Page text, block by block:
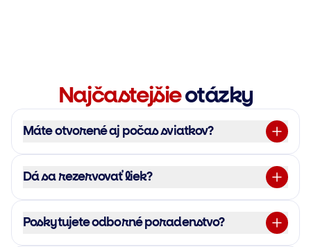
Najčastejšieotázky
Máte otvorené aj počas sviatkov?
Dá sa rezervovať liek?
Poskytujete odborné poradenstvo?